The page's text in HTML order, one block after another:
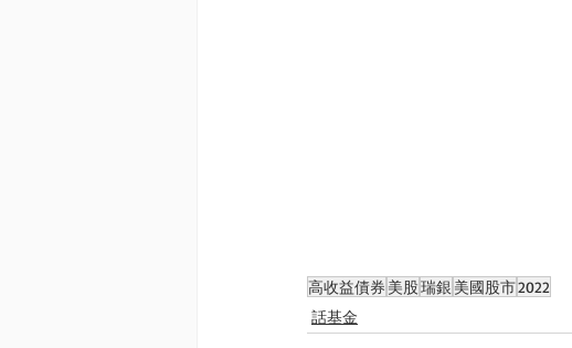
高收益債券 美股瑞銀 美國股市2022
話基金